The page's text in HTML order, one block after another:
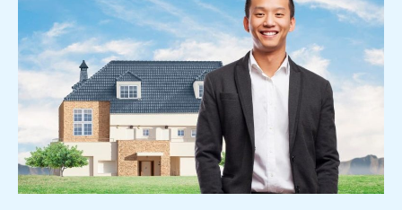
Mewujudkan
Rumah
Impian:
Panduan
Mencari
dan
Membeli
Properti
yang
Tepat